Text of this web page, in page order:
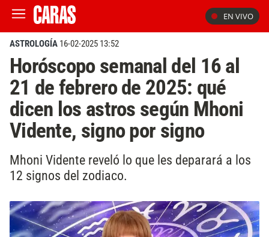
EN VIVO
ASTROLOGÍA 16-02-2025 13:52
Horóscopo semanal del 16 al
21 de febrero de 2025: qué
dicen los astros según Mhoni
Vidente, signo por signo
Mhoni Vidente reveló lo que les deparará a los
12 signos del zodiaco.